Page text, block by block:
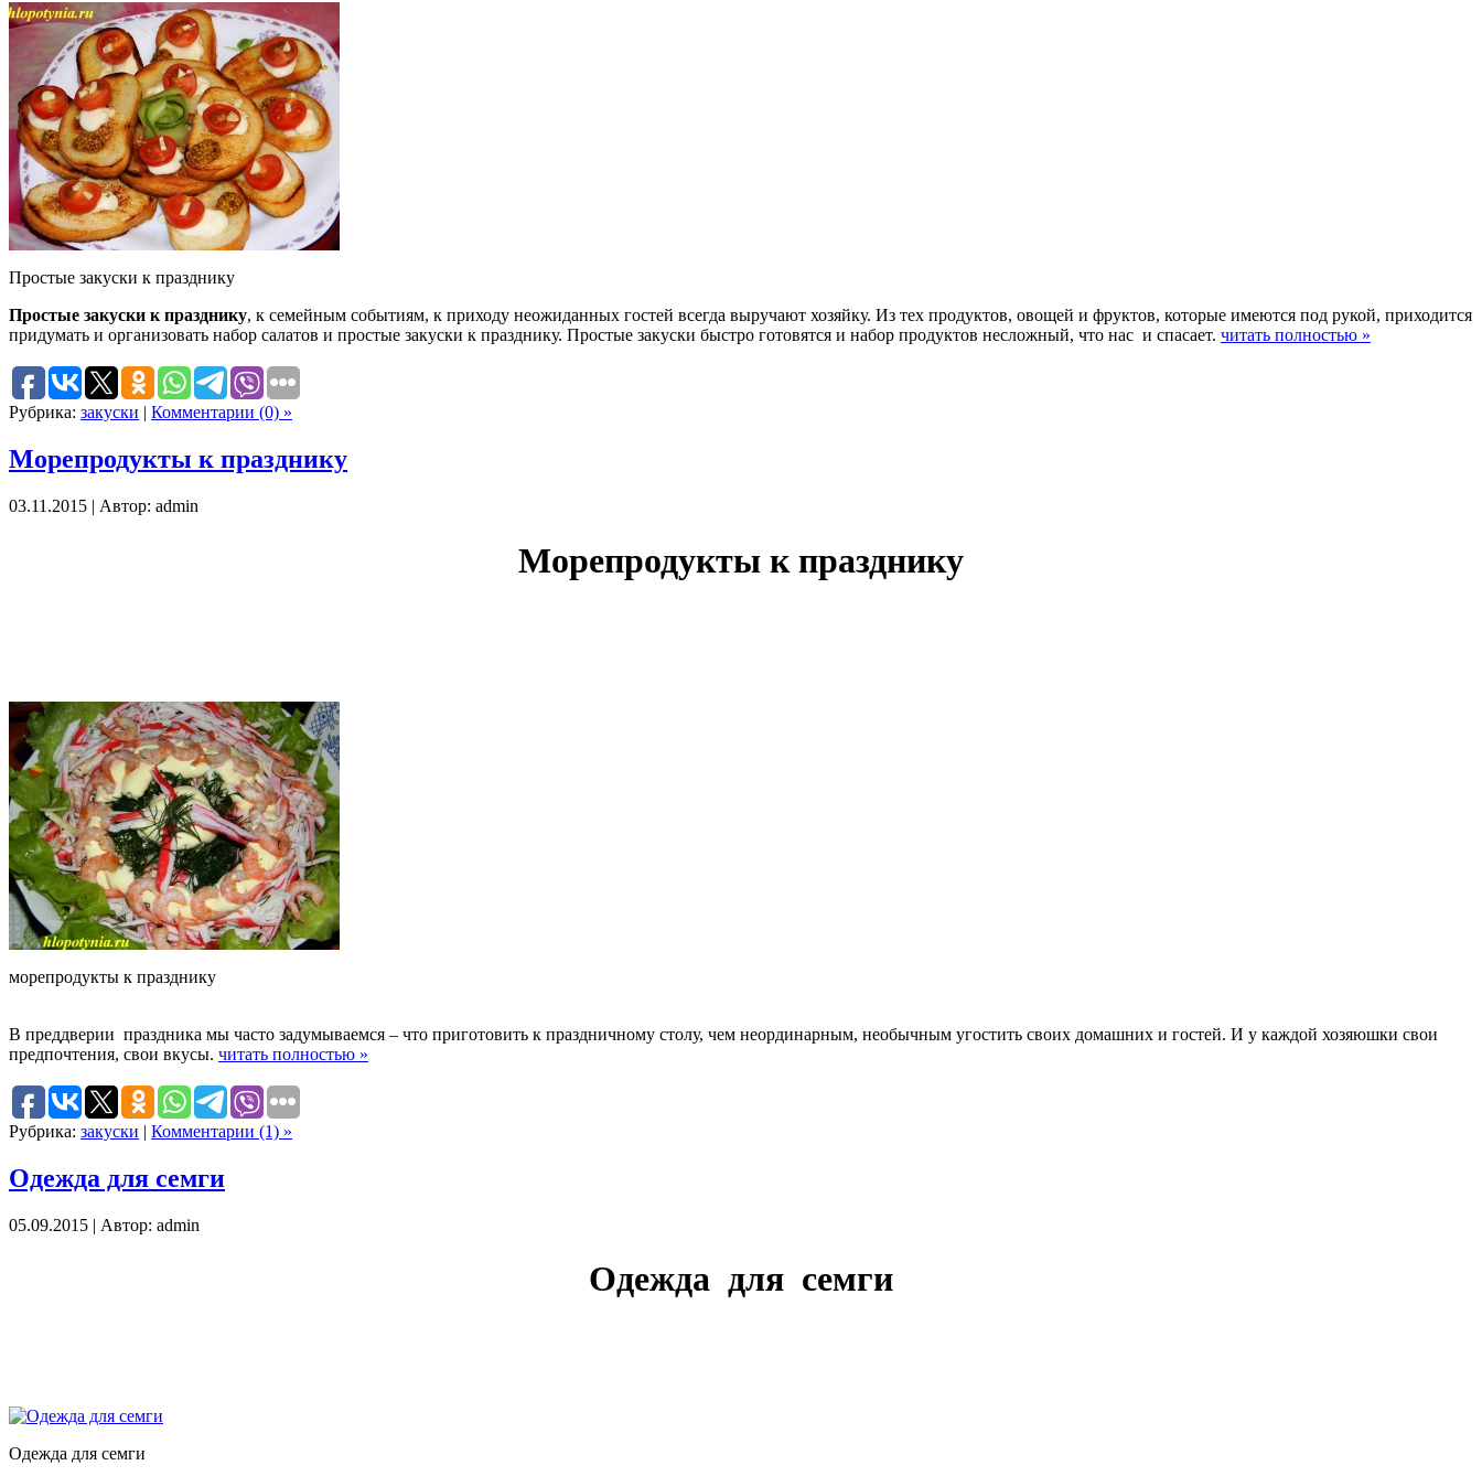
Простые закуски к празднику
Простые закуски к празднику, к семейным событиям, к приходу неожиданных гостей всегда выручают хозяйку. Из тех продуктов, овощей и фруктов, которые имеются под рукой, приходится
придумать и организовать набор салатов и простые закуски к празднику. Простые закуски быстро готовятся и набор продуктов несложный, что нас и спасает. читать полностью »
Рубрика: закуски | Комментарии (0) »
Морепродукты к празднику
03.11.2015 | Автор: admin
Морепродукты к празднику
морепродукты к празднику
В преддверии праздника мы часто задумываемся – что приготовить к праздничному столу, чем неординарным, необычным угостить своих домашних и гостей. И у каждой хозяюшки свои
предпочтения, свои вкусы. читать полностью »
Рубрика: закуски | Комментарии (1) »
Одежда для семги
05.09.2015 | Автор: admin
Одежда для семги
Одежда для семги